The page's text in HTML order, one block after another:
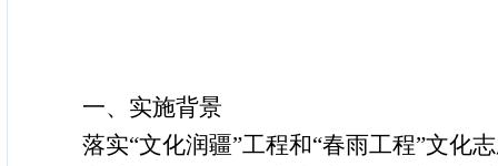
一、实施背景
落实“文化润疆”工程和“春雨工程”文化